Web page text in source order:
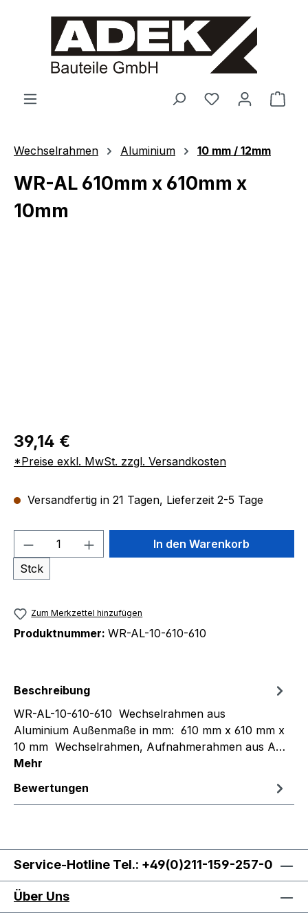
springen
Wechselrahmen Aluminium 10 mm / 12mm
WR-AL 610mm x 610mm x
10mm
39,14 €
*Preise exkl. MwSt. zzgl. Versandkosten
Versandfertig in 21 Tagen, Lieferzeit 2-5 Tage
Produkt Anzahl: Gib den
Stck
In den Warenkorb
Zum Merkzettel hinzufügen
Produktnummer: WR-AL-10-610-610
Beschreibung
WR-AL-10-610-610 Wechselrahmen aus
Aluminium Außenmaße in mm: 610 mm x 610 mm x
10 mm Wechselrahmen, Aufnahmerahmen aus A…
Mehr
Bewertungen
Service-Hotline Tel.: +49(0)211-159-257-0
Über Uns